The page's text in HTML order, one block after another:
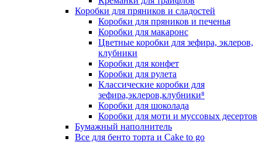
Коробки для пряников и сладостей
Коробки для пряников и печенья
Коробки для макаронс
Цветные коробки для зефира, эклеров,
клубники
Коробки для конфет
Коробки для рулета
Классические коробки для
зефира,эклеров,клубники⁸
Коробки для шоколада
Коробки для моти и муссовых десертов
Бумажный наполнитель
Все для бенто торта и Cake to go